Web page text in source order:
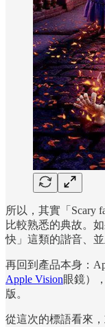
所以，其實「Scary
比較熟悉的典故。
快」這類的諧音、
再回到產品本身：
Apple Vision眼鏡）
版。
從這次的標語看來